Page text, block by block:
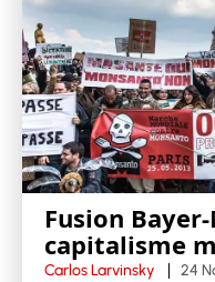
Fusion
capitalisme
Carlos Larvinsky 24